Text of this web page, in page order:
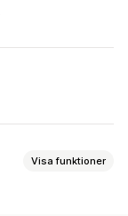
Visa funktioner